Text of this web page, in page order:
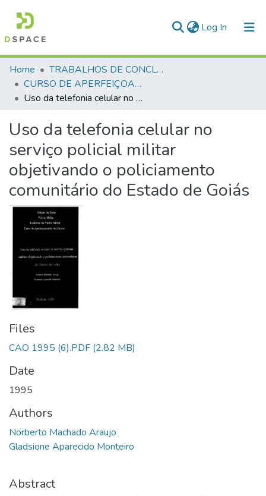
Log In (current)
Communities & Collections
All of DSpace
Home
TRABALHOS DE CONCLUSÃO DE CURSO - CAO (CURSO DE APERFEIÇOAMENTO DE OFICIAIS)
CURSO DE APERFEIÇOAMENTO DE OFICIAIS - CAO - 1995
Uso da telefonia celular no serviço policial militar objetivando o policiamento comunitário do Estado de Goiás
Uso da telefonia celular no
serviço policial militar
objetivando o policiamento
comunitário do Estado de Goiás
Files
CAO 1995 (6).PDF (2.82 MB)
Date
1995
Authors
Norberto Machado Araujo
Gladsione Aparecido Monteiro
Abstract